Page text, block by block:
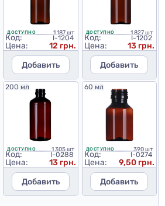
ДОСТУПНО 1 187 шт
Код: I-1204
Цена:
12 грн.
Добавить
ДОСТУПНО 1 827 шт
Код: I-1202
Цена:
13 грн.
Добавить
200 мл
ДОСТУПНО 1 305 шт
Код: I-0288
Цена:
13 грн.
Добавить
60 мл
ДОСТУПНО 390 шт
Код: I-0274
Цена:
9,50 грн.
Добавить